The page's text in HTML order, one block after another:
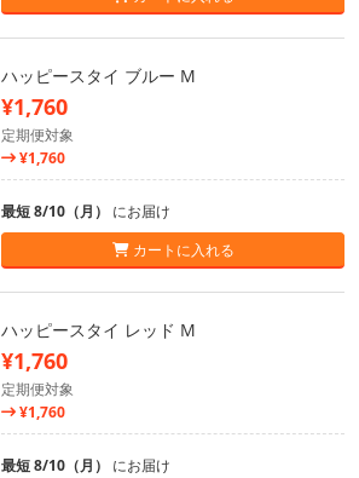
ハッピースタイ ブルー M
¥1,760
定期便対象
¥1,760
最短 8/10（月） にお届け
カートに入れる
ハッピースタイ レッド M
¥1,760
定期便対象
¥1,760
最短 8/10（月） にお届け